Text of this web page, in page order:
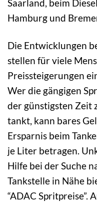
Saarland, beim
Hamburg und
Die Entwicklungen
stellen für viele
Preissteigerungen
Wer die gängigen
der günstigsten Zeit
tankt, kann bares
Ersparnis beim
je Liter betragen.
Hilfe bei der Suche
Tankstelle in Nähe
“ADAC